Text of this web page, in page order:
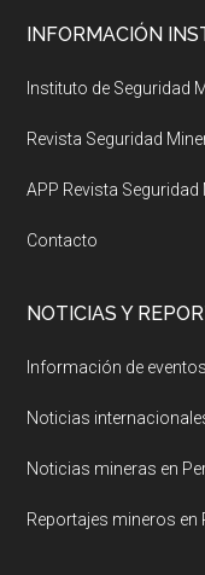
Footer
INFORMACIÓN
Instituto de Seguridad
Revista Seguridad
APP Revista Seguridad
Contacto
NOTICIAS Y
Información de eventos
Noticias
Noticias mineras en
Reportajes mineros en